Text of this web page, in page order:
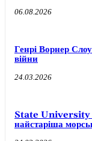
06.08.2026
Генрі Ворнер
війни
24.03.2026
State
найстаріша